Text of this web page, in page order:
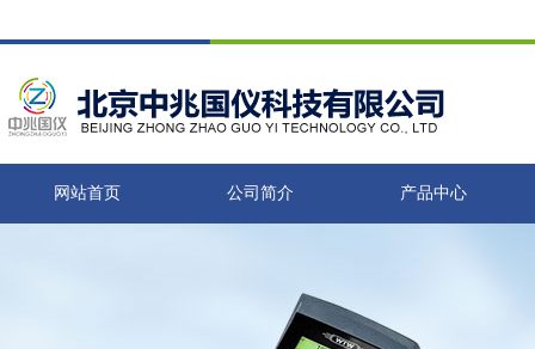
网站首页 公司简介 产品中心